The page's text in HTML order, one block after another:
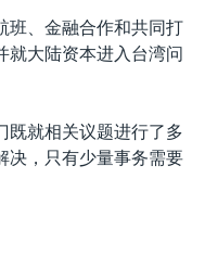
班、金融合作和共同打
就大陆资本进入台湾问
既就相关议题进行了多
决，只有少量事务需要